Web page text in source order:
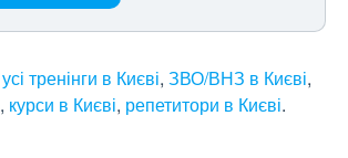
усі тренінги в Києві, ЗВО/ВНЗ в Києві,
, курси в Києві, репетитори в Києві.